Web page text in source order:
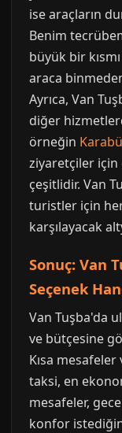
ise araçların
Benim
büyük bir
araca
Ayrıca, Van
diğer
örneğin
ziyaretçiler için
çeşitlidir. Van
turistler için
karşılayacak
Sonuç: Van
Seçenek
Van Tuşba'da
ve bütçesine
Kısa
taksi, en
mesafeler,
konfor